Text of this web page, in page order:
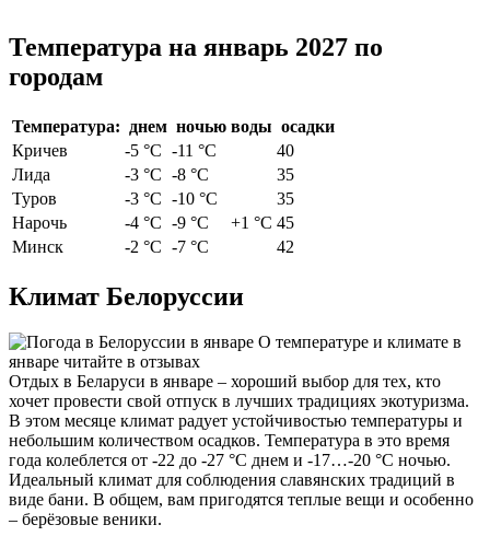
Температура на январь 2027 по
городам
Температура: днем ночью воды осадки
Кричев
-5 °С -11 °С
40
Лида
-3 °С -8 °С
35
Туров
-3 °С -10 °С
35
Нарочь
-4 °С -9 °С +1 °С 45
Минск
-2 °С -7 °С 42
Климат Белоруссии
О температуре и климате в
январе читайте в отзывах
Отдых в Беларуси в январе – хороший выбор для тех, кто
хочет провести свой отпуск в лучших традициях экотуризма.
В этом месяце климат радует устойчивостью температуры и
небольшим количеством осадков. Температура в это время
года колеблется от -22 до -27 °C днем и -17…-20 °C ночью.
Идеальный климат для соблюдения славянских традиций в
виде бани. В общем, вам пригодятся теплые вещи и особенно
‒ берёзовые веники.